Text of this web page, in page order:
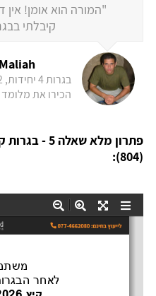
"המורה הוא אומן!
קיבלתי בבגרות
בגרות 4 יחידות, 2 השאלונים, ציון 97
הכירו את מלומד
(804):